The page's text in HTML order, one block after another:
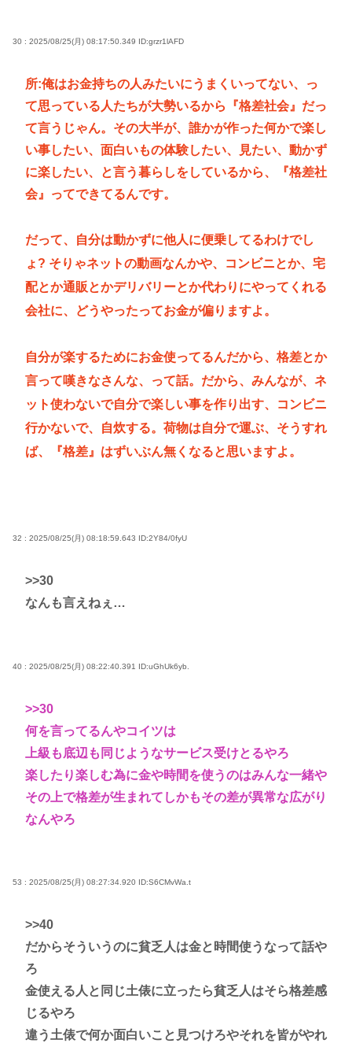
30 : 2025/08/25(月) 08:17:50.349 ID:grzr1lAFD
所:俺はお金持ちの人みたいにうまくいってない、っ
て思っている人たちが大勢いるから『格差社会』だっ
て言うじゃん。その大半が、誰かが作った何かで楽し
い事したい、面白いもの体験したい、見たい、動かず
に楽したい、と言う暮らしをしているから、『格差社
会』ってできてるんです。
だって、自分は動かずに他人に便乗してるわけでし
ょ? そりゃネットの動画なんかや、コンビニとか、宅
配とか通販とかデリバリーとか代わりにやってくれる
会社に、どうやったってお金が偏りますよ。
自分が楽するためにお金使ってるんだから、格差とか
言って嘆きなさんな、って話。だから、みんなが、ネ
ット使わないで自分で楽しい事を作り出す、コンビニ
行かないで、自炊する。荷物は自分で運ぶ、そうすれ
ば、『格差』はずいぶん無くなると思いますよ。
32 : 2025/08/25(月) 08:18:59.643 ID:2Y84/0fyU
>>30
なんも言えねぇ…
40 : 2025/08/25(月) 08:22:40.391 ID:uGhUk6yb.
>>30
何を言ってるんやコイツは
上級も底辺も同じようなサービス受けとるやろ
楽したり楽しむ為に金や時間を使うのはみんな一緒や
その上で格差が生まれてしかもその差が異常な広がり
なんやろ
53 : 2025/08/25(月) 08:27:34.920 ID:S6CMvWa.t
>>40
だからそういうのに貧乏人は金と時間使うなって話や
ろ
金使える人と同じ土俵に立ったら貧乏人はそら格差感
じるやろ
違う土俵で何か面白いこと見つけろやそれを皆がやれ